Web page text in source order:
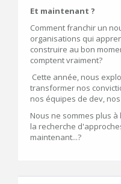
Et maintenant ?
Comment franchir un
organisations qui
construire au bon
comptent vraiment?
Cette année, nous
transformer nos
nos équipes de dev,
Nous ne sommes plus à
la recherche
maintenant...?